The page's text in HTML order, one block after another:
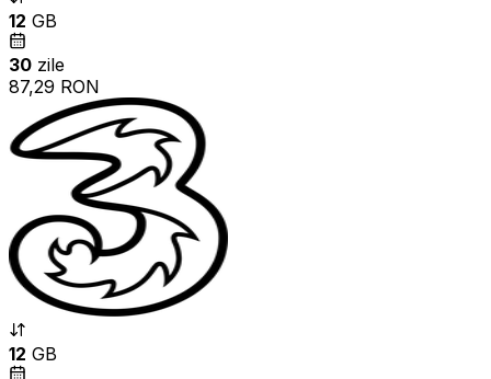
12 GB
30 zile
87,29 RON
12 GB